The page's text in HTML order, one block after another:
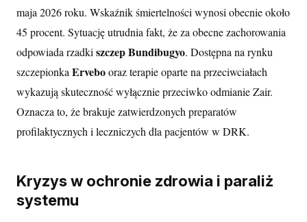
maja 2026 roku. Wskaźnik śmiertelności wynosi obecnie około
45 procent. Sytuację utrudnia fakt, że za obecne zachorowania
odpowiada rzadki szczep Bundibugyo. Dostępna na rynku
szczepionka Ervebooraz terapie oparte na przeciwciałach
wykazują skuteczność wyłącznie przeciwko odmianie Zair.
Oznacza to, że brakuje zatwierdzonych preparatów
profilaktycznych i leczniczych dla pacjentów w DRK.
Kryzys w ochronie zdrowia i paraliż
systemu